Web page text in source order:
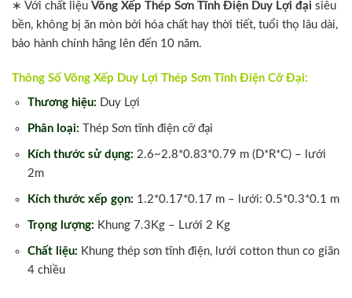
∗ Với chất liệu Võng Xếp Thép Sơn Tĩnh Điện Duy Lợi đại siêu
bền, không bị ăn mòn bởi hóa chất hay thời tiết, tuổi thọ lâu dài,
bảo hành chính hãng lên đến 10 năm.
Thông Số Võng Xếp Duy Lợi Thép Sơn Tĩnh Điện Cỡ Đại:
Thương hiệu: Duy Lợi
Phân loại: Thép Sơn tĩnh điện cỡ đại
Kích thước sử dụng: 2.6~2.8*0.83*0.79 m (D*R*C) – lưới
2m
Kích thước xếp gọn: 1.2*0.17*0.17 m – lưới: 0.5*0.3*0.1 m
Trọng lượng: Khung 7.3Kg – Lưới 2 Kg
Chất liệu: Khung thép sơn tĩnh điện, lưới cotton thun co giãn
4 chiều